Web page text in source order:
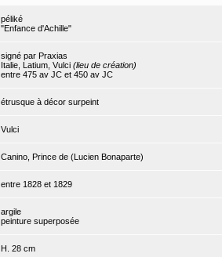
péliké
"Enfance d'Achille"
signé par Praxias
Italie, Latium, Vulci (lieu de création)
entre 475 av JC et 450 av JC
étrusque à décor surpeint
Vulci
Canino, Prince de (Lucien Bonaparte)
entre 1828 et 1829
argile
peinture superposée
H. 28 cm